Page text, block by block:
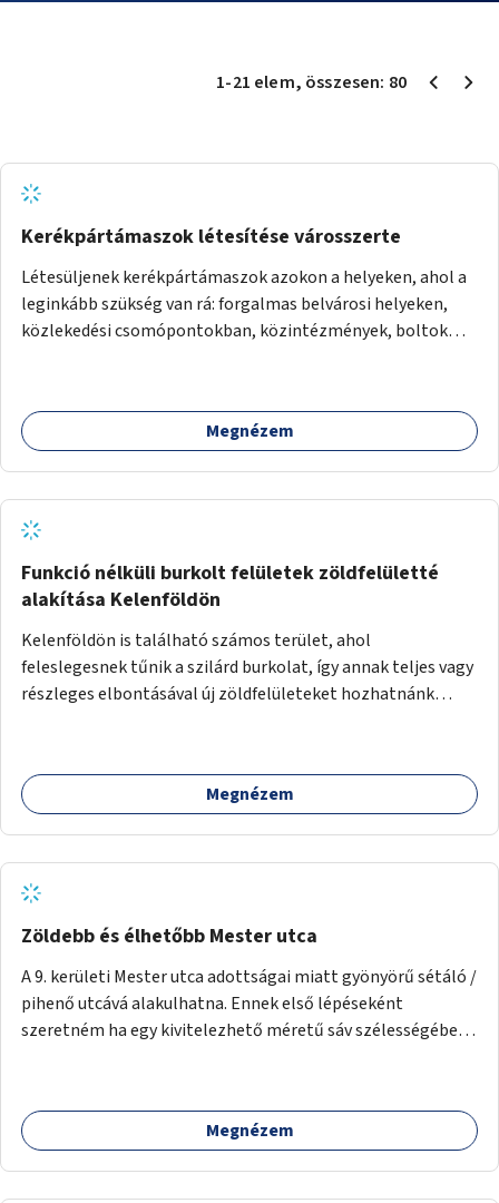
1-21 elem, összesen: 80
Kerékpártámaszok létesítése városszerte
Létesüljenek kerékpártámaszok azokon a helyeken, ahol a
leginkább szükség van rá: forgalmas belvárosi helyeken,
közlekedési csomópontokban, közintézmények, boltok
Megnézem
Funkció nélküli burkolt felületek zöldfelületté
alakítása Kelenföldön
Kelenföldön is található számos terület, ahol
feleslegesnek tűnik a szilárd burkolat, így annak teljes vagy
részleges elbontásával új zöldfelületeket hozhatnánk
aszfaltos területek.
Megnézem
Zöldebb és élhetőbb Mester utca
A 9. kerületi Mester utca adottságai miatt gyönyörű sétáló /
pihenő utcává alakulhatna. Ennek első lépéseként
szeretném ha egy kivitelezhető méretű sáv szélességében
platán fák között. A lakók, boltok és vendéglátó helyek
együttműködését kérnénk abban, hogy ez a zöld sáv ne
Megnézem